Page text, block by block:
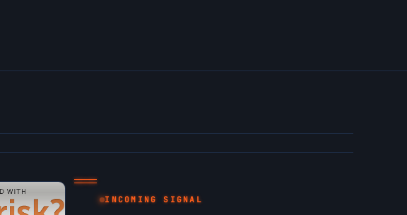
INCOMING SIGNAL